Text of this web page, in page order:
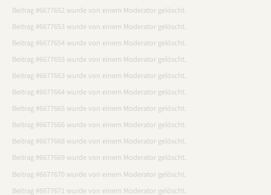
Beitrag #6677652 wurde von einem Moderator gelöscht.
Beitrag #6677653 wurde von einem Moderator gelöscht.
Beitrag #6677654 wurde von einem Moderator gelöscht.
Beitrag #6677655 wurde von einem Moderator gelöscht.
Beitrag #6677663 wurde von einem Moderator gelöscht.
Beitrag #6677664 wurde von einem Moderator gelöscht.
Beitrag #6677665 wurde von einem Moderator gelöscht.
Beitrag #6677666 wurde von einem Moderator gelöscht.
Beitrag #6677668 wurde von einem Moderator gelöscht.
Beitrag #6677669 wurde von einem Moderator gelöscht.
Beitrag #6677670 wurde von einem Moderator gelöscht.
Beitrag #6677671 wurde von einem Moderator gelöscht.